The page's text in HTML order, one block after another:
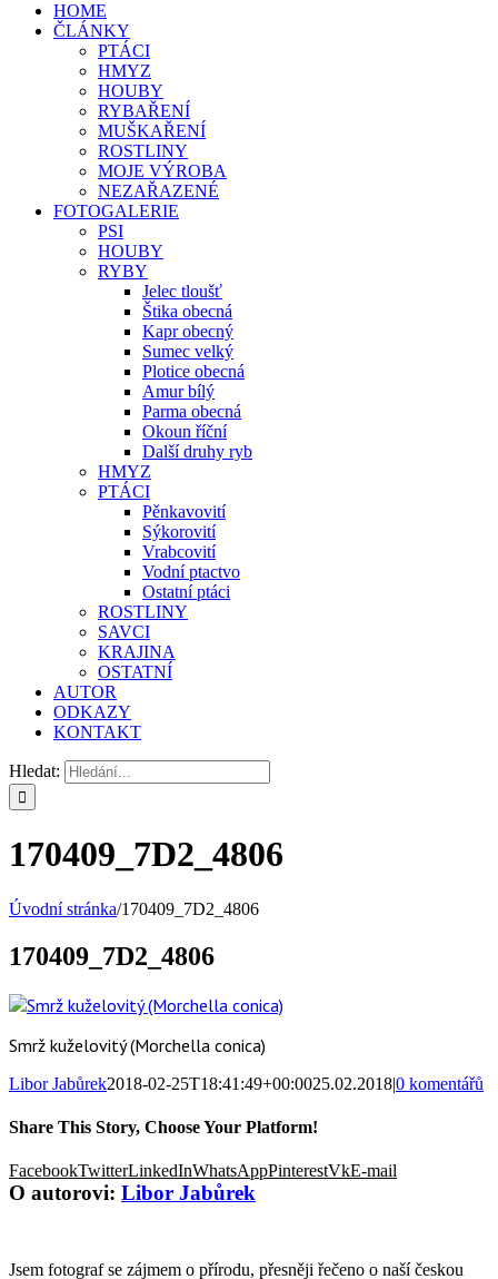
HOME
ČLÁNKY
PTÁCI
HMYZ
HOUBY
RYBAŘENÍ
MUŠKAŘENÍ
ROSTLINY
MOJE VÝROBA
NEZAŘAZENÉ
FOTOGALERIE
PSI
HOUBY
RYBY
Jelec tloušť
Štika obecná
Kapr obecný
Sumec velký
Plotice obecná
Amur bílý
Parma obecná
Okoun říční
Další druhy ryb
HMYZ
PTÁCI
Pěnkavovití
Sýkorovití
Vrabcovití
Vodní ptactvo
Ostatní ptáci
ROSTLINY
SAVCI
KRAJINA
OSTATNÍ
AUTOR
ODKAZY
KONTAKT
Hledat:
170409_7D2_4806
Úvodní stránka/170409_7D2_4806
170409_7D2_4806
Smrž kuželovitý (Morchella conica)
Libor Jabůrek2018-02-25T18:41:49+00:0025.02.2018|0 komentářů
Share This Story, Choose Your Platform!
FacebookTwitterLinkedInWhatsAppPinterestVkE-mail
O autorovi: Libor Jabůrek
Jsem fotograf se zájmem o přírodu, přesněji řečeno o naší českou